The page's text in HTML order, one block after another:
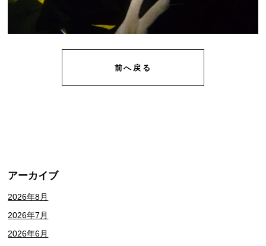
前へ戻る
アーカイブ
2026年8月
2026年7月
2026年6月